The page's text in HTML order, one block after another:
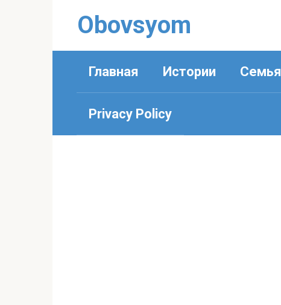
Obovsyom
Главная Истории Семья
Privacy Policy